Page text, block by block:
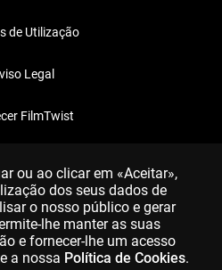
de Utilização
Legal
FilmTwist
ou ao clicar em «Aceitar»,
dos seus dados de
o nosso público e gerar
lhe manter as suas
e fornecer-lhe um acesso
a nossa Política de Cookies.